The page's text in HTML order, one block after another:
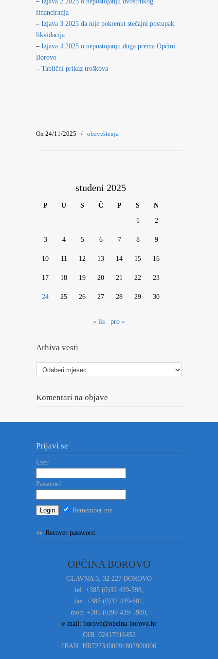
financiranja
– Izjava 3 2025 da nije pokrenut stečajni postupak
likvidacija
– Izjava 4 2025 o nepostojanju duga prema Općini
Borovo
– Tablični prikaz troškova
On 24/11/2025 / obaveštenja
studeni 2025
P U S Č P S N
1 2
3 4 5 6 7 8 9
10 11 12 13 14 15 16
17 18 19 20 21 22 23
24 25 26 27 28 29 30
« lis pro »
Arhiva vesti
Arhiva
vesti
Komentari na objave
Prijavi se
User
Password
Remember me
Recover password
OPĆINA BOROVO
GLAVNA 3, 32 227 BOROVO
tel: +385 (0)32 439-598,
fax: +385 (0)32 439-601,
mob: +385 (0)99 439-5980,
e-mail: borovo@opcina-borovo.hr
OIB: 02417916452
IBAN: HR7223400091802900006